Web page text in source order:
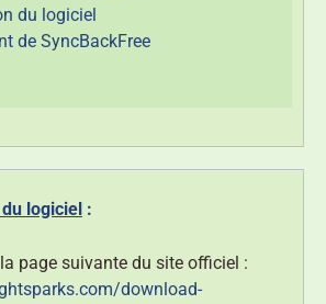
du logiciel
de SyncBackFree
logiciel :
page suivante du site officiel :
download-